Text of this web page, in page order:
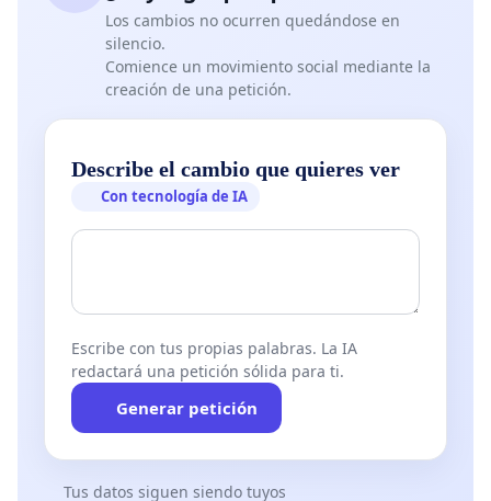
Los cambios no ocurren quedándose en
silencio.
Comience un movimiento social mediante la
creación de una petición.
Describe el cambio que quieres ver
Con tecnología de IA
Escribe con tus propias palabras. La IA
redactará una petición sólida para ti.
Generar petición
Tus datos siguen siendo tuyos